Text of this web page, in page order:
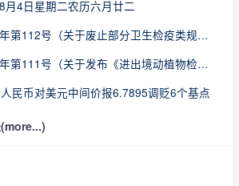
4日星期二农历六月廿二
海关总署公告2026年第112号（关于废止部分卫生检疫类规范性文件的公告）
海关总署公告2026年第111号（关于发布《进出境动植物检疫处理监督管理工作规定》《进出境卫生处理监督管理工作规定》的公告）
民币对美元中间价报6.7895调贬6个基点